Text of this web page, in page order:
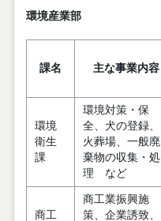
環境産業部
課名 主な事業内容
環境
衛生
課
環境対策・保
全、犬の登録、
火葬場、一般廃
棄物の収集・処
理 など
商工
商工業振興施
策、企業誘致、